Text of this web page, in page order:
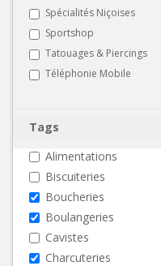
Spécialités Niçoises
Sportshop
Tatouages & Piercings
Téléphonie Mobile
Tags
Alimentations
Biscuiteries
Boucheries
Boulangeries
Cavistes
Charcuteries